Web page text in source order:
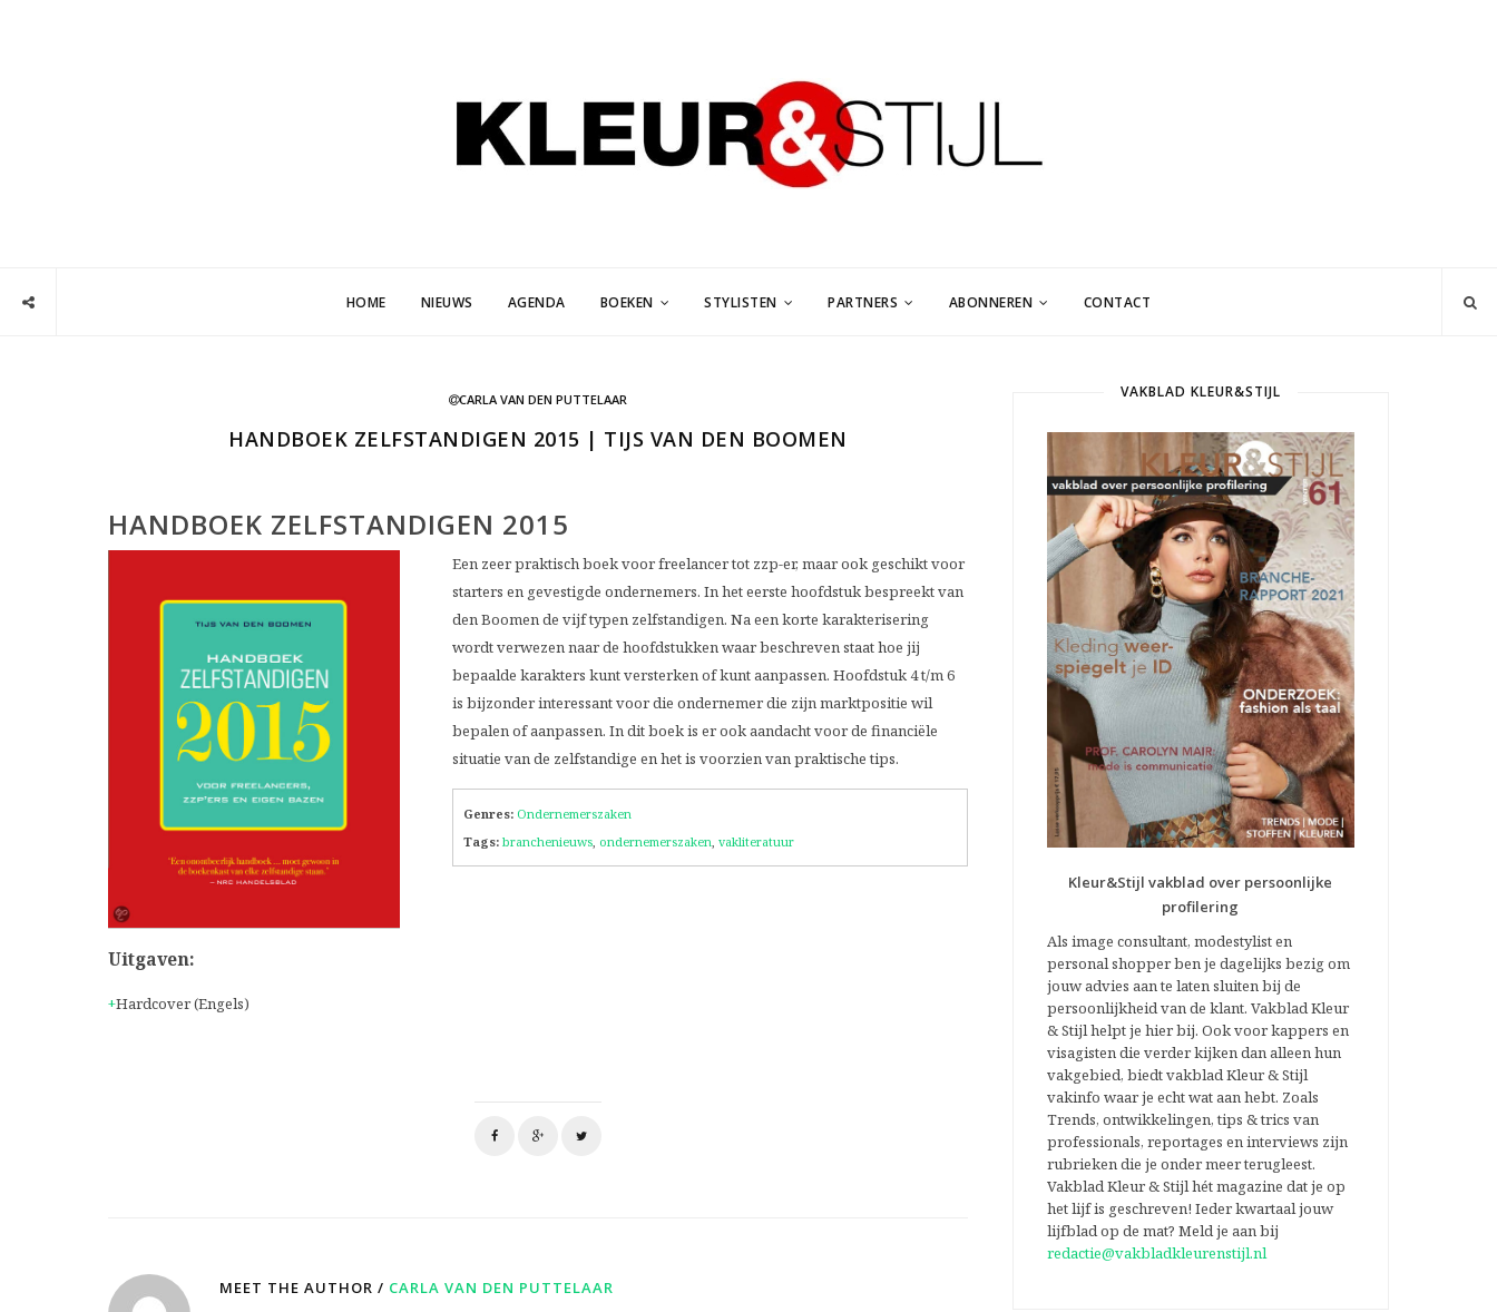
HOME NIEUWS AGENDA BOEKEN STYLISTEN PARTNERS ABONNEREN CONTACT
CARLA VAN DEN PUTTELAAR
HANDBOEK ZELFSTANDIGEN 2015 | TIJS VAN DEN BOOMEN
HANDBOEK ZELFSTANDIGEN 2015
Uitgaven:
Hardcover(Engels)
Een zeer praktisch boek voor freelancer tot zzp-er, maar ook geschikt voor
starters en gevestigde ondernemers. In het eerste hoofdstuk bespreekt van
den Boomen de vijf typen zelfstandigen. Na een korte karakterisering
wordt verwezen naar de hoofdstukken waar beschreven staat hoe jij
bepaalde karakters kunt versterken of kunt aanpassen. Hoofdstuk 4 t/m 6
is bijzonder interessant voor die ondernemer die zijn marktpositie wil
bepalen of aanpassen. In dit boek is er ook aandacht voor de financiële
situatie van de zelfstandige en het is voorzien van praktische tips.
Genres: Ondernemerszaken
Tags: branchenieuws, ondernemerszaken, vakliteratuur
MEET THE AUTHOR / CARLA VAN DEN PUTTELAAR
VAKBLAD KLEUR&STIJL
Kleur&Stijl vakblad over persoonlijke
profilering
Als image consultant, modestylist en
personal shopper ben je dagelijks bezig om
jouw advies aan te laten sluiten bij de
persoonlijkheid van de klant. Vakblad Kleur
& Stijl helpt je hier bij. Ook voor kappers en
visagisten die verder kijken dan alleen hun
vakgebied, biedt vakblad Kleur & Stijl
vakinfo waar je echt wat aan hebt. Zoals
Trends, ontwikkelingen, tips & trics van
professionals, reportages en interviews zijn
rubrieken die je onder meer terugleest.
Vakblad Kleur & Stijl hét magazine dat je op
het lijf is geschreven! Ieder kwartaal jouw
lijfblad op de mat? Meld je aan bij
redactie@vakbladkleurenstijl.nl